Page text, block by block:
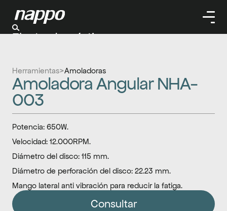
Herramientas>Amoladoras
Amoladora Angular NHA-
003
Potencia: 650W.
Velocidad: 12.000RPM.
Diámetro del disco: 115 mm.
Diámetro de perforación del disco: 22.23 mm.
Mango lateral anti vibración para reducir la fatiga.
Consultar
Electrodomésticos
Limpieza
Herramientas
Climatizaación